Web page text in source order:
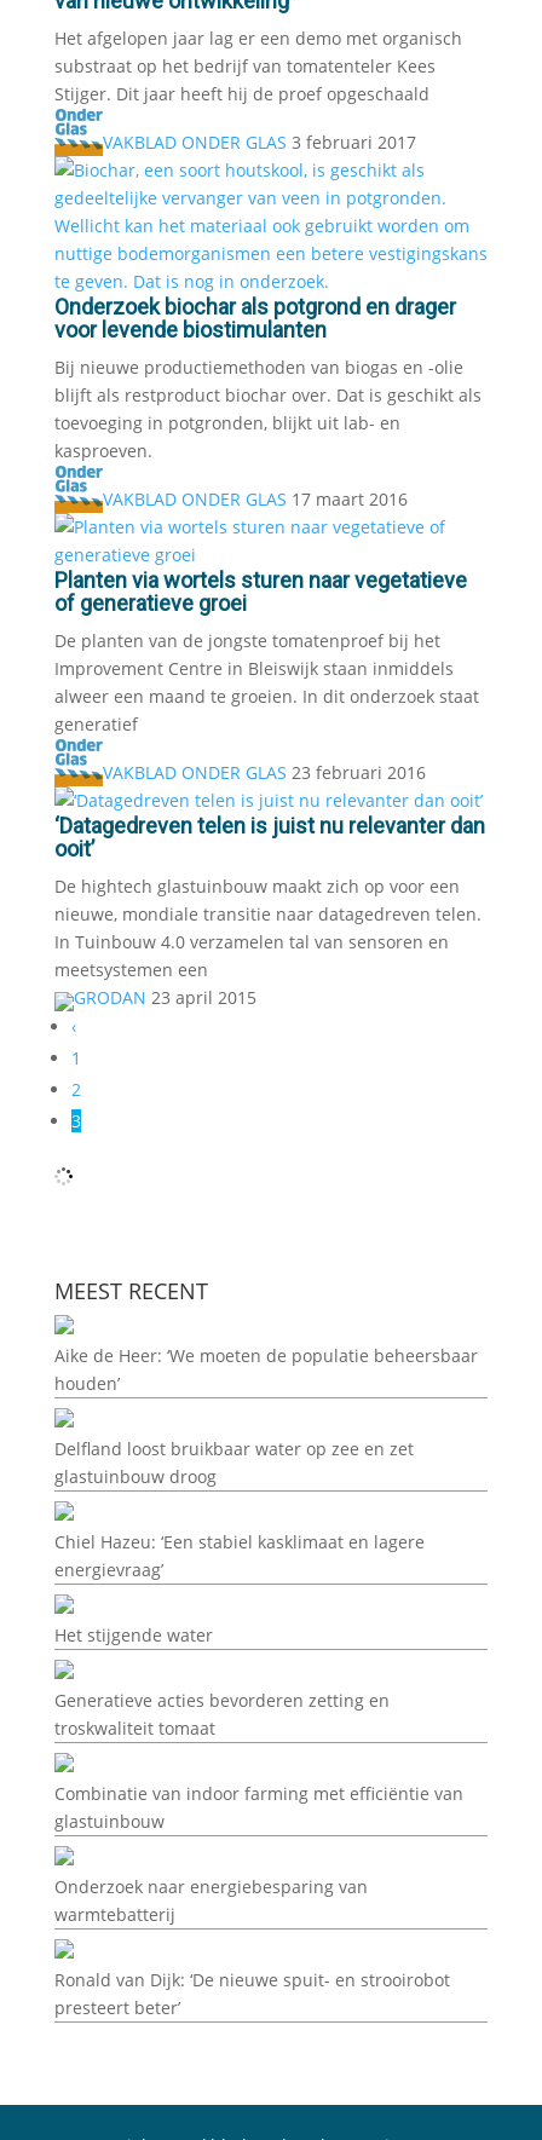
Het afgelopen jaar lag er een demo met organisch
substraat op het bedrijf van tomatenteler Kees
Stijger. Dit jaar heeft hij de proef opgeschaald
VAKBLAD ONDER GLAS 3 februari 2017
Onderzoek biochar als potgrond en drager
voor levende biostimulanten
Bij nieuwe productiemethoden van biogas en -olie
blijft als restproduct biochar over. Dat is geschikt als
toevoeging in potgronden, blijkt uit lab- en
kasproeven.
VAKBLAD ONDER GLAS 17 maart 2016
Planten via wortels sturen naar vegetatieve
of generatieve groei
De planten van de jongste tomatenproef bij het
Improvement Centre in Bleiswijk staan inmiddels
alweer een maand te groeien. In dit onderzoek staat
generatief
VAKBLAD ONDER GLAS 23 februari 2016
‘Datagedreven telen is juist nu relevanter dan
ooit’
De hightech glastuinbouw maakt zich op voor een
nieuwe, mondiale transitie naar datagedreven telen.
In Tuinbouw 4.0 verzamelen tal van sensoren en
meetsystemen een
GRODAN 23 april 2015
‹
1
2
3
MEEST RECENT
Aike de Heer: ‘We moeten de populatie beheersbaar
houden’
Delfland loost bruikbaar water op zee en zet
glastuinbouw droog
Chiel Hazeu: ‘Een stabiel kasklimaat en lagere
energievraag’
Het stijgende water
Generatieve acties bevorderen zetting en
troskwaliteit tomaat
Combinatie van indoor farming met efficiëntie van
glastuinbouw
Onderzoek naar energiebesparing van
warmtebatterij
Ronald van Dijk: ‘De nieuwe spuit- en strooirobot
presteert beter’